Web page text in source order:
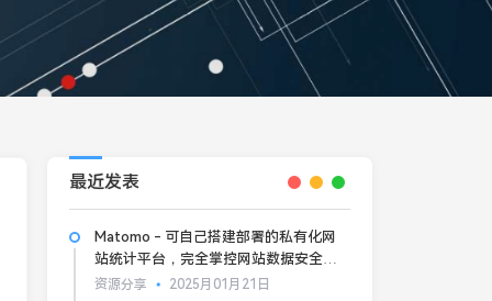
最近发表
Matomo - 可自己搭建部署的私有化网
站统计平台，完全掌控网站数据安全和
隐私
资源分享 2025月01月21日